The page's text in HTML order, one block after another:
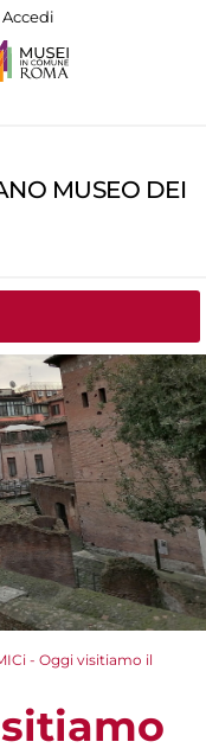
Accedi
MUSEO DEI
- Oggi visitiamo il